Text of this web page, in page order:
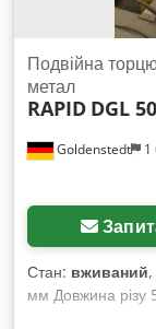
Goldenstedt 1
Подвійна
метал
RAPID DGL
Стан: вживаний
мм Довжина різу
500 мм